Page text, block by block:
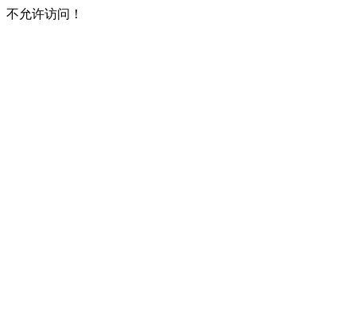
不允许访问！